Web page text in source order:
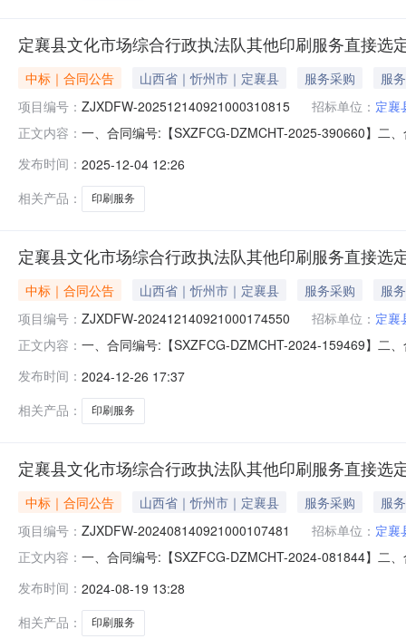
定襄县文化市场综合行政执法队其他印刷服务直接选
中标｜合同公告 山西省｜忻州市｜定襄县 服务采购
服务
项目编号： ZJXDFW-202512140921000310815 招标单位： 定襄
正文内容： 一、合同编号:【SXZFCG-DZMCHT-2025-390660】二
西省忻州市定襄县县委大院7号楼联系人：李婷婷供应商
标的信息
发布时间： 2025-12-04 12:26
相关产品：
印刷服务
定襄县文化市场综合行政执法队其他印刷服务直接选
中标｜合同公告 山西省｜忻州市｜定襄县 服务采购
服务
项目编号： ZJXDFW-202412140921000174550 招标单位： 定襄
正文内容： 一、合同编号:【SXZFCG-DZMCHT-2024-159469】二
西省忻州市定襄县县委大院7号楼联系人：李婷婷供应商
1、主要
发布时间： 2024-12-26 17:37
相关产品：
印刷服务
定襄县文化市场综合行政执法队其他印刷服务直接选
中标｜合同公告 山西省｜忻州市｜定襄县 服务采购
服务
项目编号： ZJXDFW-202408140921000107481 招标单位： 定襄
正文内容： 一、合同编号:【SXZFCG-DZMCHT-2024-081844】二
西省忻州市定襄县县委大院7号楼联系人：李婷婷供应商
标的信息
发布时间： 2024-08-19 13:28
相关产品：
印刷服务